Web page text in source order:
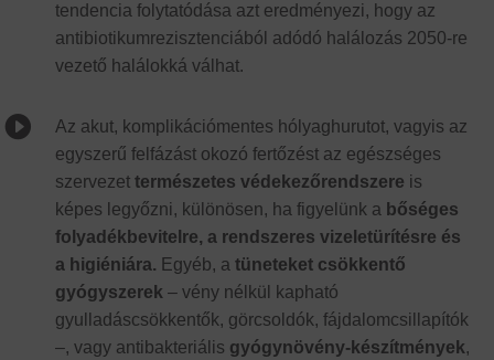
tendencia folytatódása azt eredményezi, hogy az
antibiotikumrezisztenciából adódó halálozás 2050-re
vezető halálokká válhat.

Az akut, komplikációmentes hólyaghurutot, vagyis az
egyszerű felfázást okozó fertőzést az egészséges
szervezet természetes védekezőrendszere is
képes legyőzni, különösen, ha figyelünk a bőséges
folyadékbevitelre, a rendszeres vizeletürítésre és
a higiéniára. Egyéb, a tüneteket csökkentő
gyógyszerek– vény nélkül kapható
gyulladáscsökkentők, görcsoldók, fájdalomcsillapítók
–, vagy antibakteriális gyógynövény-készítmények,